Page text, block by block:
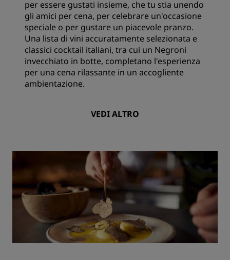
per essere gustati insieme, che tu stia unendo
gli amici per cena, per celebrare un'occasione
speciale o per gustare un piacevole pranzo.
Una lista di vini accuratamente selezionata e
classici cocktail italiani, tra cui un Negroni
invecchiato in botte, completano l'esperienza
per una cena rilassante in un accogliente
ambientazione.
VEDI ALTRO